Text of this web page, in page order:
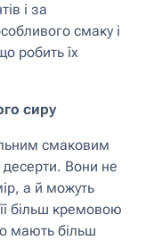
і за
смаку і
робить їх
сиру
смаковим
Вони не
а й можуть
більш кремовою
мають більш